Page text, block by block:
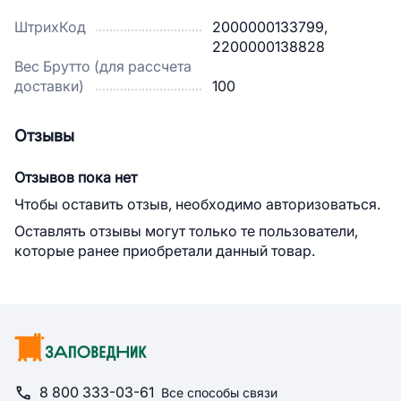
ШтрихКод
2000000133799,
2200000138828
Вес Брутто (для рассчета
доставки)
100
Отзывы
Отзывов пока нет
Чтобы оставить отзыв, необходимо авторизоваться.
Оставлять отзывы могут только те пользователи,
которые ранее приобретали данный товар.
8 800 333-03-61 Все способы связи